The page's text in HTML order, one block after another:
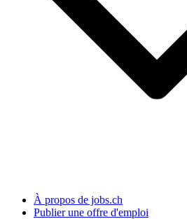
À propos de jobs.ch
Publier une offre d'emploi